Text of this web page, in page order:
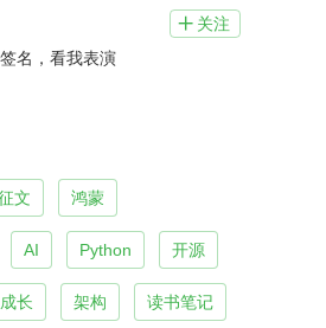
 关注
名，看我表演
文 鸿蒙
AI Python 开源
长 架构 读书笔记